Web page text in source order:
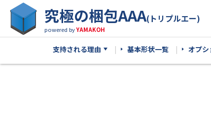
究極の梱包AAA(トリプルエー)
powered byYAMAKOH
支持される理由 基本形状一覧 オプ